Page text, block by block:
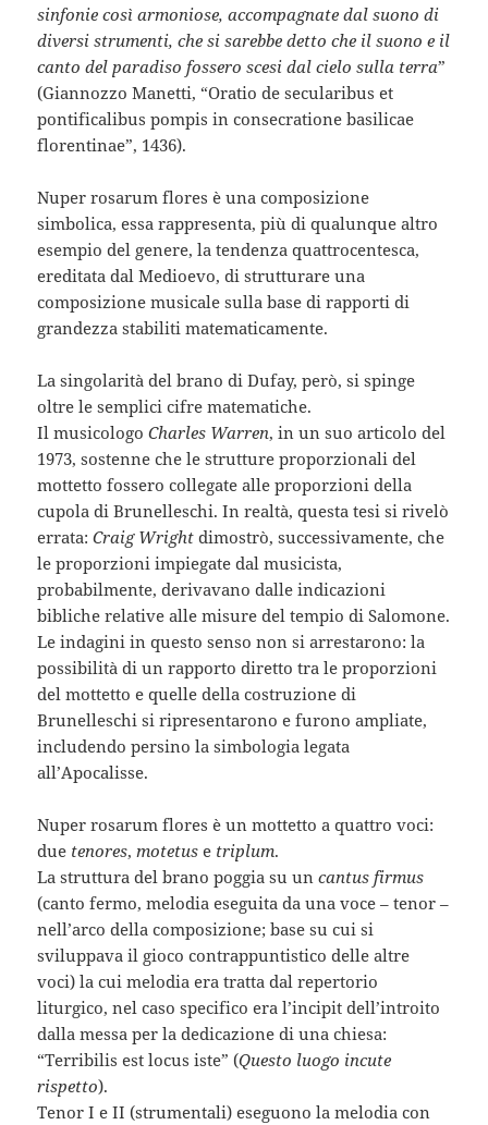
sinfonie così armoniose, accompagnate dal suono di
diversi strumenti, che si sarebbe detto che il suono e il
canto del paradiso fossero scesi dal cielo sulla terra”
(Giannozzo Manetti, “Oratio de secularibus et
pontificalibus pompis in consecratione basilicae
florentinae”, 1436).
Nuper rosarum flores è una composizione
simbolica, essa rappresenta, più di qualunque altro
esempio del genere, la tendenza quattrocentesca,
ereditata dal Medioevo, di strutturare una
composizione musicale sulla base di rapporti di
grandezza stabiliti matematicamente.
La singolarità del brano di Dufay, però, si spinge
oltre le semplici cifre matematiche.
Il musicologoCharles Warren, in un suo articolo del
1973, sostenne che le strutture proporzionali del
mottetto fossero collegate alle proporzioni della
cupola di Brunelleschi. In realtà, questa tesi si rivelò
errata:Craig Wright dimostrò, successivamente, che
le proporzioni impiegate dal musicista,
probabilmente, derivavano dalle indicazioni
bibliche relative alle misure del tempio di Salomone.
Le indagini in questo senso non si arrestarono: la
possibilità di un rapporto diretto tra le proporzioni
del mottetto e quelle della costruzione di
Brunelleschi si ripresentarono e furono ampliate,
includendo persino la simbologia legata
all’Apocalisse.
Nuper rosarum flores è un mottetto a quattro voci:
due tenores, motetus e triplum.
La struttura del brano poggia su uncantus firmus
(canto fermo, melodia eseguita da una voce – tenor –
nell’arco della composizione; base su cui si
sviluppava il gioco contrappuntistico delle altre
voci) la cui melodia era tratta dal repertorio
liturgico, nel caso specifico era l’incipit dell’introito
dalla messa per la dedicazione di una chiesa:
“Terribilis est locus iste” (Questo luogo incute
rispetto).
Tenor I e II (strumentali) eseguono la melodia con